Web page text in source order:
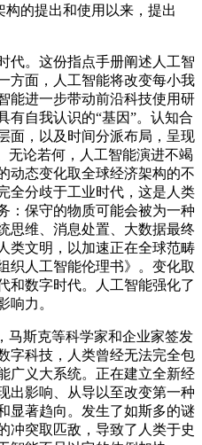
构的提出和使用以来，提出
。这份指点手册阐述人工智
方面，人工智能将改变每小我
能进一步带动前沿科技使用研
有自我认识的“基因”。认知合
面，以及时间分派布局，呈现
无论若何，人工智能演进不竭
动态变化取全球经济架构的不
全分歧于工业时代，这是人类
：保守的物质可能会被为一种
思维、消息处置、大数据最终
类文明，以加速正在全球范畴
织人工智能伦理书》。变化取
和数字时代。人工智能强化了
响力。
斯克等科学家和企业家签发
字科技，人类曾经无法完全包
广义大系统。正在建立全新经
出影响、从导以至改变第一种
显著趋向。发生了如斯多的谜
冲突取匹敌，导致了人类于史